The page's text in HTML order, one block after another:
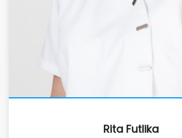
Rita Futlika